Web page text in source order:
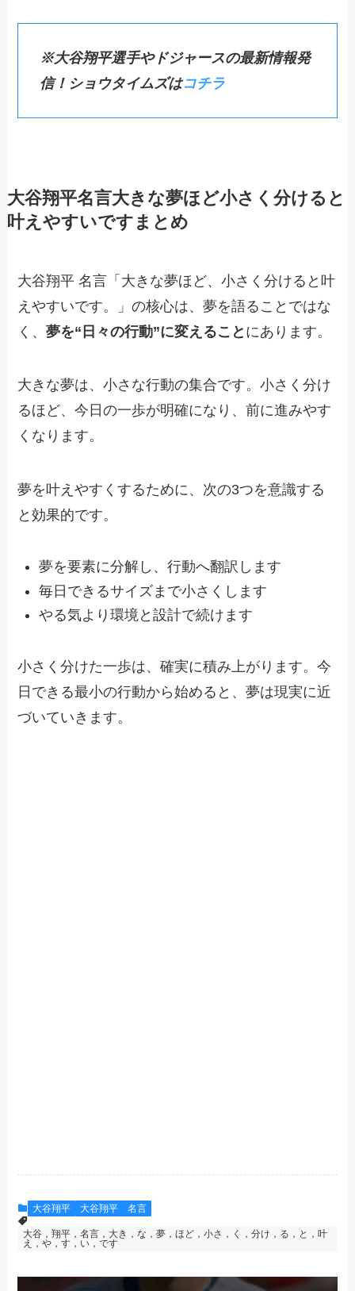
※大谷翔平選手やドジャースの最新情報発
信！ショウタイムズはコチラ
大谷翔平名言大きな夢ほど小さく分けると
叶えやすいですまとめ
大谷翔平 名言「大きな夢ほど、小さく分けると叶
えやすいです。」の核心は、夢を語ることではな
く、夢を“日々の行動”に変えること にあります。
大きな夢は、小さな行動の集合です。小さく分け
るほど、今日の一歩が明確になり、前に進みやす
くなります。
夢を叶えやすくするために、次の3つを意識する
と効果的です。
夢を要素に分解し、行動へ翻訳します
毎日できるサイズまで小さくします
やる気より環境と設計で続けます
小さく分けた一歩は、確実に積み上がります。今
日できる最小の行動から始めると、夢は現実に近
づいていきます。
大谷翔平 大谷翔平 名言
大谷，翔平，名言，大き，な，夢，ほど，小さ，く，分け，る，と，叶
え，や，す，い，です